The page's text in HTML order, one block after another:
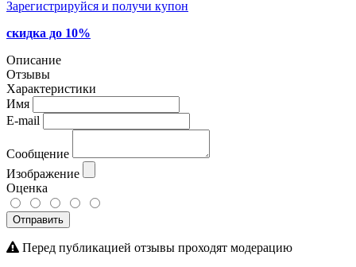
Зарегистрируйся и получи купон
скидка до 10%
Описание
Отзывы
Характеристики
Имя
E-mail
Сообщение
Изображение
Оценка
Отправить
Перед публикацией отзывы проходят модерацию